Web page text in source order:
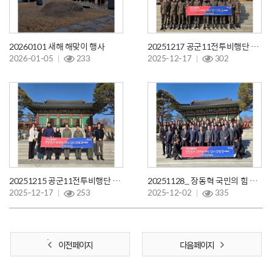
20260101 새해 해맞이 행사
2026-01-05 233
20251217 공군11전투비행단 상병캠프
2025-12-17 302
20251215 공군11전투비행단 계획처 참배
2025-12-17 253
20251128_ 장동혁 국민의 힘 당대표 참배
2025-12-02 335
이전 페이지 다음 페이지